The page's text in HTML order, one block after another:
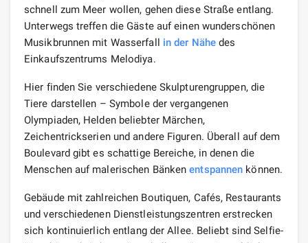
schnell zum Meer wollen, gehen diese Straße entlang.
Unterwegs treffen die Gäste auf einen wunderschönen
Musikbrunnen mit Wasserfall in der Nähedes
Einkaufszentrums Melodiya.
Hier finden Sie verschiedene Skulpturengruppen, die
Tiere darstellen – Symbole der vergangenen
Olympiaden, Helden beliebter Märchen,
Zeichentrickserien und andere Figuren. Überall auf dem
Boulevard gibt es schattige Bereiche, in denen die
Menschen auf malerischen Bänkenentspannen können.
Gebäude mit zahlreichen Boutiquen, Cafés, Restaurants
und verschiedenen Dienstleistungszentren erstrecken
sich kontinuierlich entlang der Allee. Beliebt sind Selfie-